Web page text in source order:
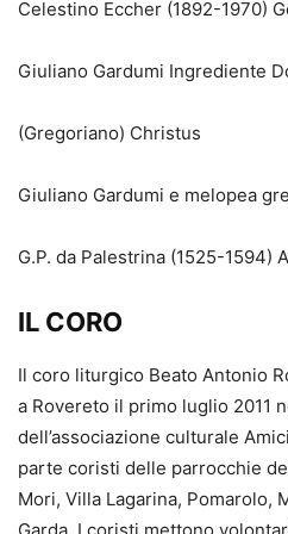
Celestino Eccher (1892-1970)
Giuliano Gardumi Ingrediente
(Gregoriano) Christus
Giuliano Gardumi e melopea
G.P. da Palestrina (1525-1594)
IL CORO
Il coro liturgico Beato Antonio
a Rovereto il primo luglio 2011
dell’associazione culturale
parte coristi delle parrocchie
Mori, Villa Lagarina, Pomarolo,